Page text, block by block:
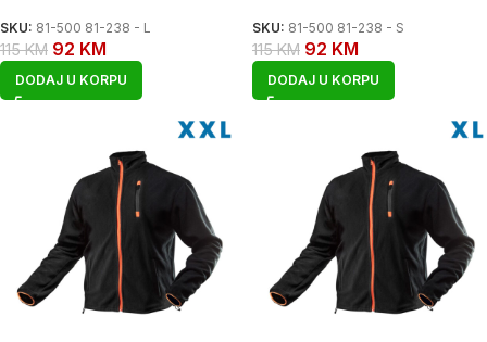
SKU: 81-500 81-238 - L
115KM 92 KM
DODAJ U KORPU
SKU: 81-500 81-238 - S
115KM 92 KM
DODAJ U KORPU